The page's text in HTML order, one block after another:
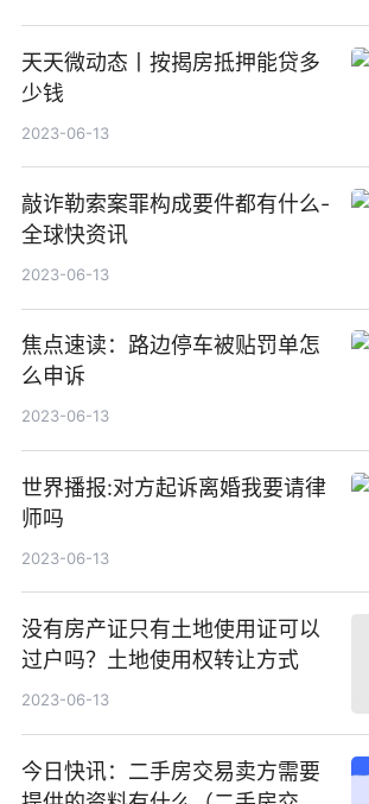
天天微动态丨按揭房抵押能贷多
少钱
2023-06-13
敲诈勒索案罪构成要件都有什么-
全球快资讯
2023-06-13
焦点速读：路边停车被贴罚单怎
么申诉
2023-06-13
世界播报:对方起诉离婚我要请律
师吗
2023-06-13
没有房产证只有土地使用证可以
过户吗？土地使用权转让方式
2023-06-13
今日快讯：二手房交易卖方需要